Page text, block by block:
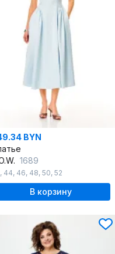
BYN
1689
, 44, 46, 48, 50, 52
В корзину